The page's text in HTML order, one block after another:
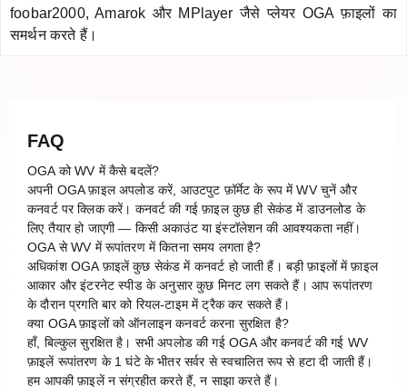
foobar2000, Amarok और MPlayer जैसे प्लेयर OGA फ़ाइलों का
समर्थन करते हैं।
FAQ
OGA को WV में कैसे बदलें?
अपनी OGA फ़ाइल अपलोड करें, आउटपुट फ़ॉर्मेट के रूप में WV चुनें और
कनवर्ट पर क्लिक करें। कनवर्ट की गई फ़ाइल कुछ ही सेकंड में डाउनलोड के
लिए तैयार हो जाएगी — किसी अकाउंट या इंस्टॉलेशन की आवश्यकता नहीं।
OGA से WV में रूपांतरण में कितना समय लगता है?
अधिकांश OGA फ़ाइलें कुछ सेकंड में कनवर्ट हो जाती हैं। बड़ी फ़ाइलों में फ़ाइल
आकार और इंटरनेट स्पीड के अनुसार कुछ मिनट लग सकते हैं। आप रूपांतरण
के दौरान प्रगति बार को रियल-टाइम में ट्रैक कर सकते हैं।
क्या OGA फ़ाइलों को ऑनलाइन कनवर्ट करना सुरक्षित है?
हाँ, बिल्कुल सुरक्षित है। सभी अपलोड की गई OGA और कनवर्ट की गई WV
फ़ाइलें रूपांतरण के 1 घंटे के भीतर सर्वर से स्वचालित रूप से हटा दी जाती हैं।
हम आपकी फ़ाइलें न संग्रहीत करते हैं, न साझा करते हैं।